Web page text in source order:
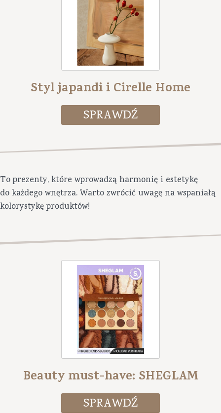
Styl japandi i Cirelle Home
To prezenty, które wprowadzą harmonię i estetykę
do każdego wnętrza. Warto zwrócić uwagę na wspaniałą
kolorystykę produktów!
Beauty must-have: SHEGLAM